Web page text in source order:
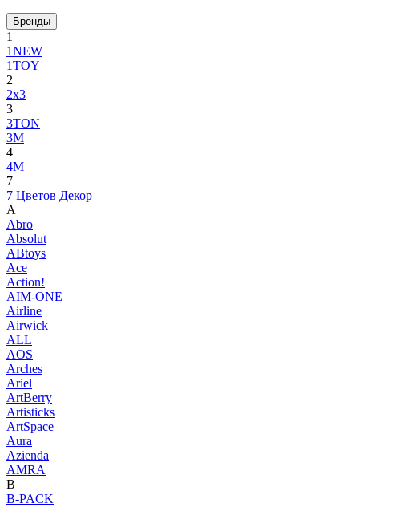
Бренды
1
1NEW
1TOY
2
2x3
3
3TON
3М
4
4M
7
7 Цветов Декор
A
Abro
Absolut
ABtoys
Ace
Action!
AIM-ONE
Airline
Airwick
ALL
AOS
Arches
Ariel
ArtBerry
Artisticks
ArtSpace
Aura
Azienda
AМRA
B
B-PACK